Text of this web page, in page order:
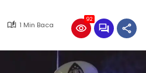
1 Min Baca
92